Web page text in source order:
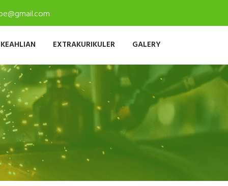
EXTRAKURIKULER GALERY